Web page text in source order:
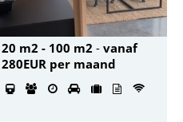
20 m2 - 100 m2-vanaf
280EUR per maand